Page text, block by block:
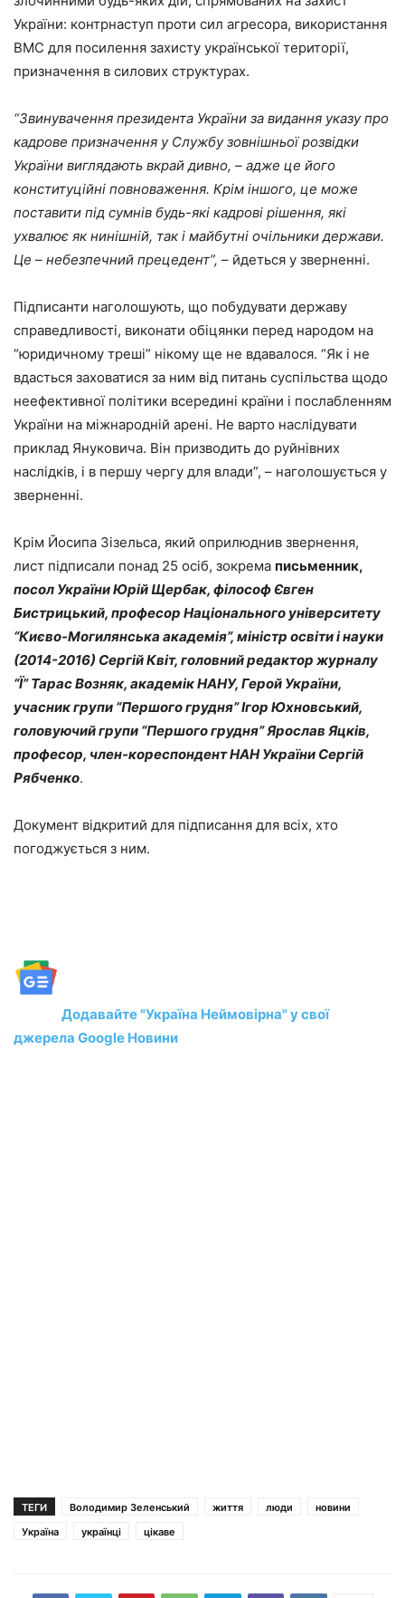
України: контрнаступ проти сил агресора, використання
ВМС для посилення захисту української території,
призначення в силових структурах.
“Звинувачення президента України за видання указу про
кадрове призначення у Службу зовнішньої розвідки
України виглядають вкрай дивно, – адже це його
конституційні повноваження. Крім іншого, це може
поставити під сумнів будь-які кадрові рішення, які
ухвалює як нинішній, так і майбутні очільники держави.
Це – небезпечний прецедент”, – йдеться у зверненні.
Підписанти наголошують, що побудувати державу
справедливості, виконати обіцянки перед народом на
“юридичному треші” нікому ще не вдавалося. “Як і не
вдасться заховатися за ним від питань суспільства щодо
неефективної політики всередині країни і послабленням
України на міжнародній арені. Не варто наслідувати
приклад Януковича. Він призводить до руйнівних
наслідків, і в першу чергу для влади”, – наголошується у
зверненні.
Крім Йосипа Зізельса, який оприлюднив звернення,
лист підписали понад 25 осіб, зокрема письменник,
посол України Юрій Щербак, філософ Євген
Бистрицький, професор Національного університету
“Києво-Могилянська академія”, міністр освіти і науки
(2014-2016) Сергій Квіт, головний редактор журналу
“Ї” Тарас Возняк, академік НАНУ, Герой України,
учасник групи “Першого грудня” Ігор Юхновський,
головуючий групи “Першого грудня” Ярослав Яцків,
професор, член-кореспондент НАН України Сергій
Рябченко.
Документ відкритий для підписання для всіх, хто
погоджується з ним.
Додавайте "Україна Неймовірна" у свої
джерела Google Новини
ТЕГИ Володимир Зеленський життя люди
новини
Україна
українці цікаве